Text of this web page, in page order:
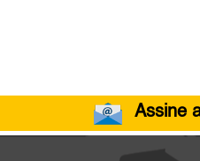
Assine